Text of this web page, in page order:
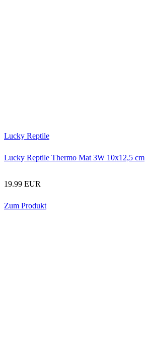
Lucky Reptile
Lucky Reptile Thermo Mat 3W 10x12,5 cm
19.99 EUR
Zum Produkt